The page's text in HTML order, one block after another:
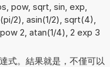
pow, sqrt, sin, exp,
2), asin(1/2), sqrt(4),
2, atan(1/4), 2 exp 3
式。結果就是，不僅可以